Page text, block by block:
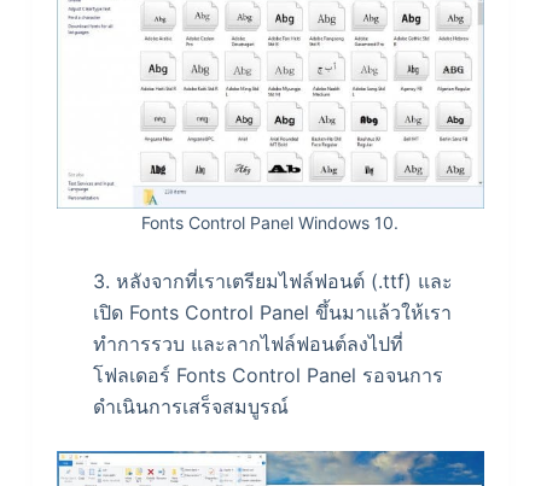
Fonts Control Panel Windows 10.
3. หลังจากที่เราเตรียมไฟล์ฟอนต์ (.ttf) และ
เปิด Fonts Control Panel ขึ้นมาแล้วให้เรา
ทำการรวบ และลากไฟล์ฟอนต์ลงไปที่
โฟลเดอร์ Fonts Control Panel รอจนการ
ดำเนินการเสร็จสมบูรณ์